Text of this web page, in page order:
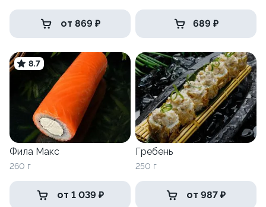
от 869 ₽ 689 ₽
8.7
Фила Макс
260 г
от 1 039 ₽
Гребень
250 г
от 987 ₽